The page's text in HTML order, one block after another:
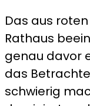
Das aus
Rathaus
genau davor
das
schwierig